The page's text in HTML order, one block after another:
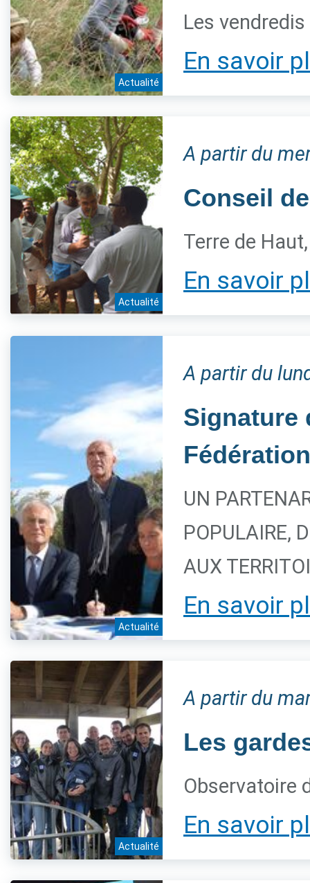
Actualité
Les
En savoir
Actualité
A partir du
Conseil
Terre de
En savoir
Actualité
A partir du
Signature
UN
POPULAIRE,
AUX
En savoir
Actualité
A partir du
Les
Observatoire
En savoir